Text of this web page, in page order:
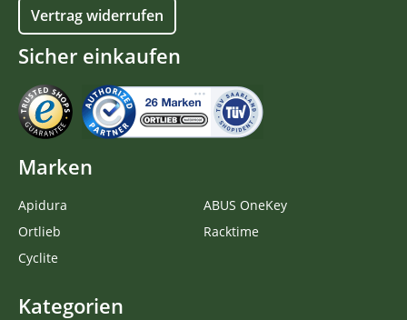
Vertrag widerrufen
Sicher einkaufen
Marken
Apidura
Ortlieb
Cyclite
ABUS OneKey
Racktime
Kategorien